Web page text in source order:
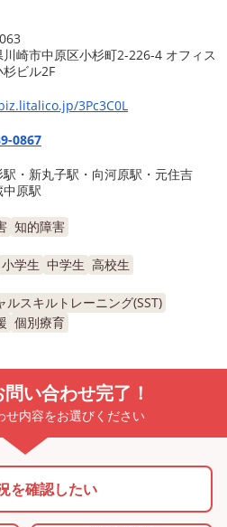
崎市中原区小杉町2-226-4 オフィス
ビル2F
3Pc3C0L
0867
・新丸子駅・向河原駅・元住吉
原駅
知的障害
小学生 中学生 高校生
ルスキルトレーニング(SST)
個別療育
い合わせ完了！
せ内容をお選びください
を確認したい